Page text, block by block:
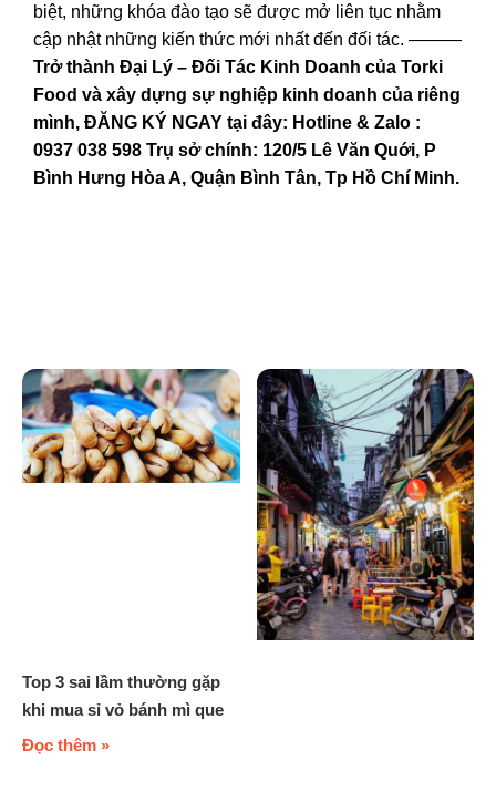
biệt, những khóa đào tạo sẽ được mở liên tục nhằm
cập nhật những kiến thức mới nhất đến đối tác. ———
Trở thành Đại Lý – Đối Tác Kinh Doanh của Torki
Food và xây dựng sự nghiệp kinh doanh của riêng
mình, ĐĂNG KÝ NGAY tại đây: Hotline & Zalo :
0937 038 598 Trụ sở chính: 120/5 Lê Văn Quới, P
Bình Hưng Hòa A, Quận Bình Tân, Tp Hồ Chí Minh.
Top 3 sai lầm thường gặp
khi mua sỉ vỏ bánh mì que
Đọc thêm »